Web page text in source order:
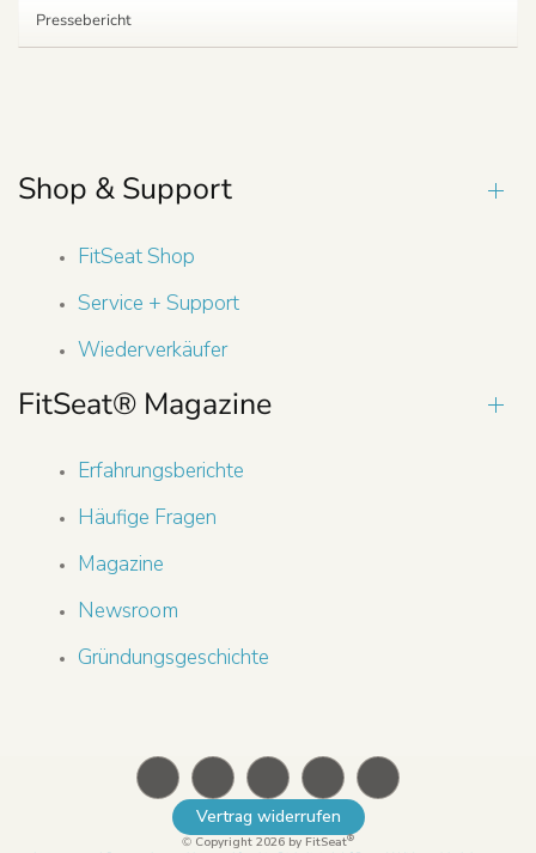
Pressebericht
Shop & Support
FitSeat Shop
Service + Support
Wiederverkäufer
FitSeat® Magazine
Erfahrungsberichte
Häufige Fragen
Magazine
Newsroom
Gründungsgeschichte
Vertrag widerrufen
© Copyright 2026 by FitSeat®